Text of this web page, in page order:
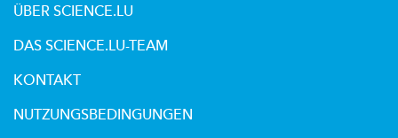
ÜBER SCIENCE.LU
DAS SCIENCE.LU-TEAM
KONTAKT
NUTZUNGSBEDINGUNGEN